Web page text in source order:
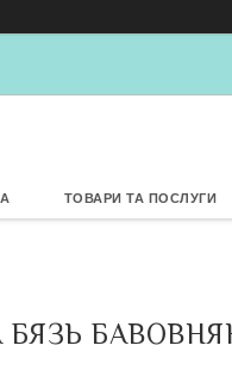
ТОВАРИ ТА ПОСЛУГИ